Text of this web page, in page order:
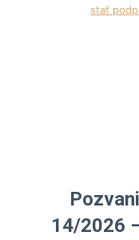
stať
14/2026